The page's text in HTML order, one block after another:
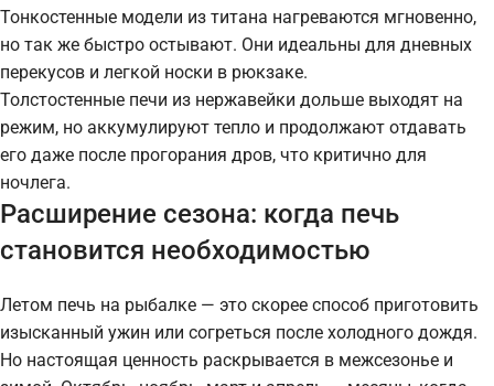
Тонкостенные модели из титана нагреваются мгновенно,
но так же быстро остывают. Они идеальны для дневных
перекусов и легкой носки в рюкзаке.
Толстостенные печи из нержавейки дольше выходят на
режим, но аккумулируют тепло и продолжают отдавать
его даже после прогорания дров, что критично для
ночлега.
Расширение сезона: когда печь
становится необходимостью
Летом печь на рыбалке — это скорее способ приготовить
изысканный ужин или согреться после холодного дождя.
Но настоящая ценность раскрывается в межсезонье и